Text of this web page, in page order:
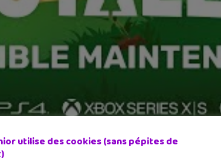
utilise des cookies (sans pépites de